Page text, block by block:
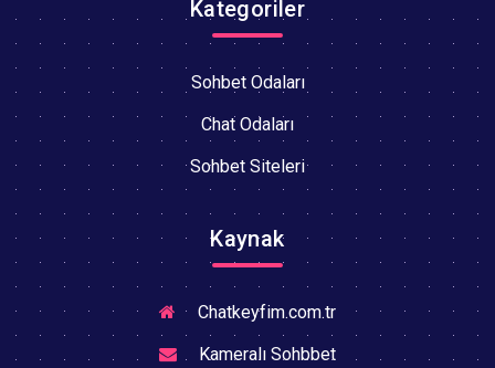
Kategoriler
Sohbet Odaları
Chat Odaları
Sohbet Siteleri
Kaynak
Chatkeyfim.com.tr
Kameralı Sohbbet